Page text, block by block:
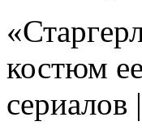
костюм